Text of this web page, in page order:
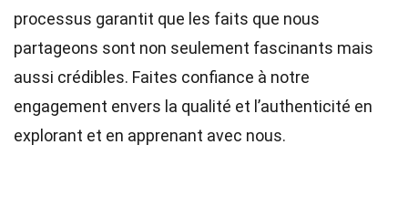
processus garantit que les faits que nous
partageons sont non seulement fascinants mais
aussi crédibles. Faites confiance à notre
engagement envers la qualité et l’authenticité en
explorant et en apprenant avec nous.